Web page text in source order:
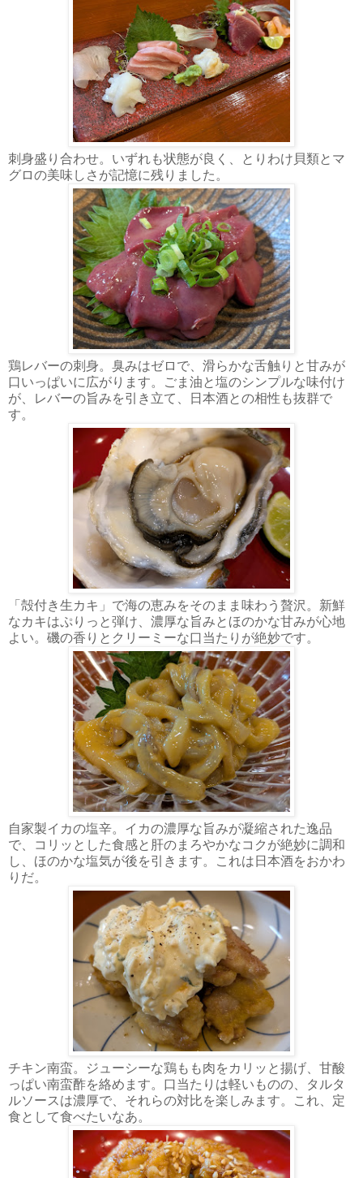
刺身盛り合わせ。いずれも状態が良く、とりわけ貝類とマ
グロの美味しさが記憶に残りました。
鶏レバーの刺身。臭みはゼロで、滑らかな舌触りと甘みが
口いっぱいに広がります。ごま油と塩のシンプルな味付け
が、レバーの旨みを引き立て、日本酒との相性も抜群で
す。
「殻付き生カキ」で海の恵みをそのまま味わう贅沢。新鮮
なカキはぷりっと弾け、濃厚な旨みとほのかな甘みが心地
よい。磯の香りとクリーミーな口当たりが絶妙です。
自家製イカの塩辛。イカの濃厚な旨みが凝縮された逸品
で、コリッとした食感と肝のまろやかなコクが絶妙に調和
し、ほのかな塩気が後を引きます。これは日本酒をおかわ
りだ。
チキン南蛮。ジューシーな鶏もも肉をカリッと揚げ、甘酸
っぱい南蛮酢を絡めます。口当たりは軽いものの、タルタ
ルソースは濃厚で、それらの対比を楽しみます。これ、定
食として食べたいなあ。